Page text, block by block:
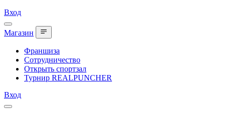
Вход
Магазин
Франшиза
Сотрудничество
Открыть спортзал
Турнир REALPUNCHER
Вход